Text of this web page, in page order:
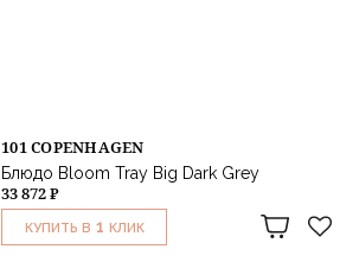
101 COPENHAGEN
Блюдо Bloom Tray Big Dark Grey
33 872 ₽
КУПИТЬ В 1 КЛИК